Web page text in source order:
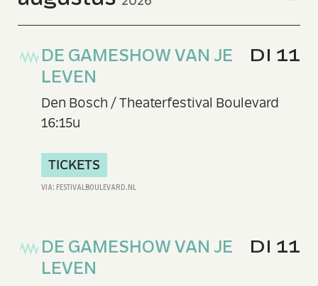
DI 11
DE GAMESHOW VAN JE
LEVEN
Den Bosch / Theaterfestival Boulevard
16:15u
TICKETS
DI 11
DE GAMESHOW VAN JE
LEVEN